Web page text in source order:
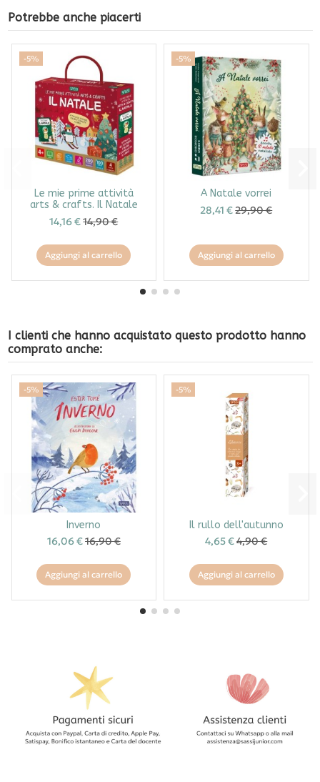
Potrebbe anche piacerti
-5%
Le mie prime attività
arts & crafts. Il Natale
14,16 €14,90 €
Aggiungi al carrello
-5%
A Natale vorrei
28,41 €29,90 €
Aggiungi al carrello
I clienti che hanno acquistato questo prodotto hanno
comprato anche:
-5%
Inverno
16,06 €16,90 €
Aggiungi al carrello
-5%
Il rullo dell'autunno
4,65 €4,90 €
Aggiungi al carrello